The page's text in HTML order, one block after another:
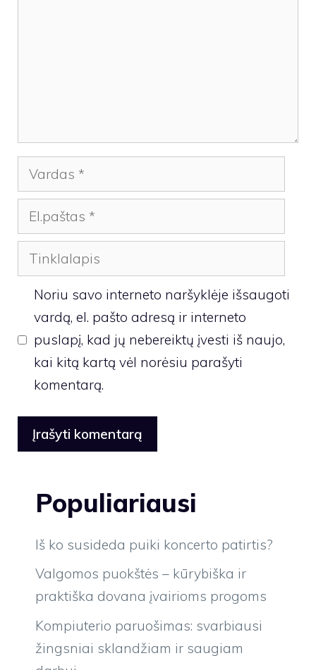
Vardas
El.paštas
Tinklalapis
Noriu savo interneto naršyklėje išsaugoti
vardą, el. pašto adresą ir interneto
puslapį, kad jų nebereiktų įvesti iš naujo,
kai kitą kartą vėl norėsiu parašyti
komentarą.
Populiariausi
Iš ko susideda puiki koncerto patirtis?
Valgomos puokštės – kūrybiška ir
praktiška dovana įvairioms progoms
Kompiuterio paruošimas: svarbiausi
žingsniai sklandžiam ir saugiam